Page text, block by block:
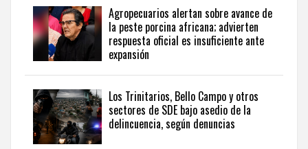
una
perspectiva
internacional,
visite
the
latest
news
from
the
Dominican
Agropecuarios alertan sobre avance de
la peste porcina africana; advierten
respuesta oficial es insuficiente ante
expansión
Los Trinitarios, Bello Campo y otros
sectores de SDE bajo asedio de la
delincuencia, según denuncias